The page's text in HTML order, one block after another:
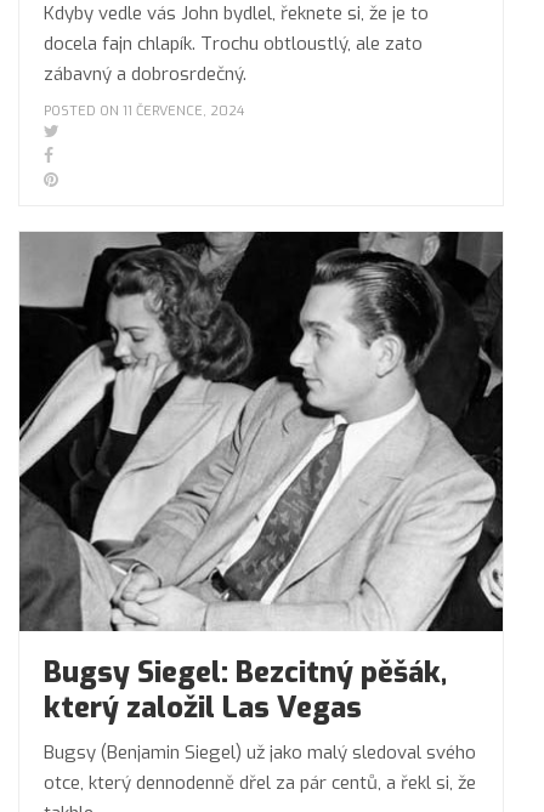
Kdyby vedle vás John bydlel, řeknete si, že je to
docela fajn chlapík. Trochu obtloustlý, ale zato
zábavný a dobrosrdečný.
POSTED ON 11 ČERVENCE, 2024
Bugsy Siegel: Bezcitný pěšák,
který založil Las Vegas
Bugsy (Benjamin Siegel) už jako malý sledoval svého
otce, který dennodenně dřel za pár centů, a řekl si, že